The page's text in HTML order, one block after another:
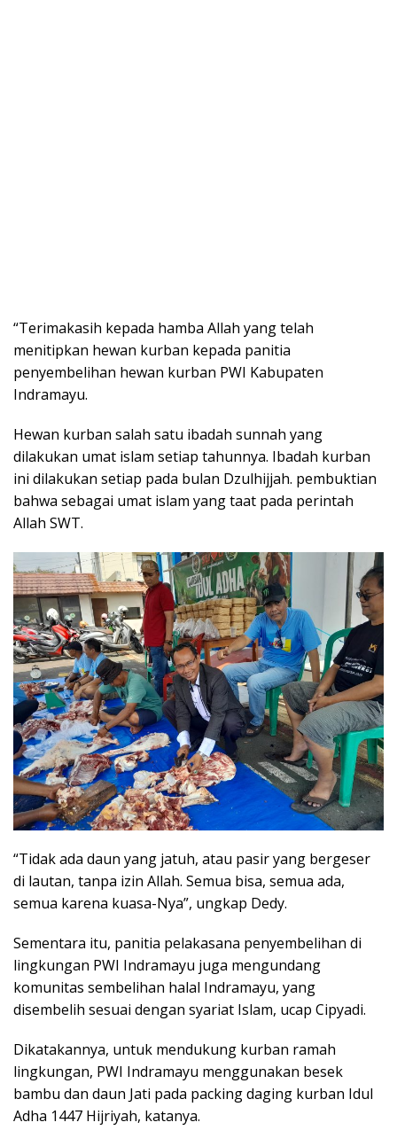
“Terimakasih kepada hamba Allah yang telah
menitipkan hewan kurban kepada panitia
penyembelihan hewan kurban PWI Kabupaten
Indramayu.
Hewan kurban salah satu ibadah sunnah yang
dilakukan umat islam setiap tahunnya. Ibadah kurban
ini dilakukan setiap pada bulan Dzulhijjah. pembuktian
bahwa sebagai umat islam yang taat pada perintah
Allah SWT.
“Tidak ada daun yang jatuh, atau pasir yang bergeser
di lautan, tanpa izin Allah. Semua bisa, semua ada,
semua karena kuasa-Nya”, ungkap Dedy.
Sementara itu, panitia pelakasana penyembelihan di
lingkungan PWI Indramayu juga mengundang
komunitas sembelihan halal Indramayu, yang
disembelih sesuai dengan syariat Islam, ucap Cipyadi.
Dikatakannya, untuk mendukung kurban ramah
lingkungan, PWI Indramayu menggunakan besek
bambu dan daun Jati pada packing daging kurban Idul
Adha 1447 Hijriyah, katanya.